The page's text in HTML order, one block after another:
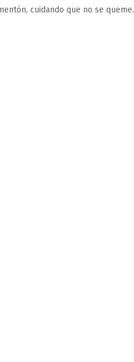
cuidando que no se queme.